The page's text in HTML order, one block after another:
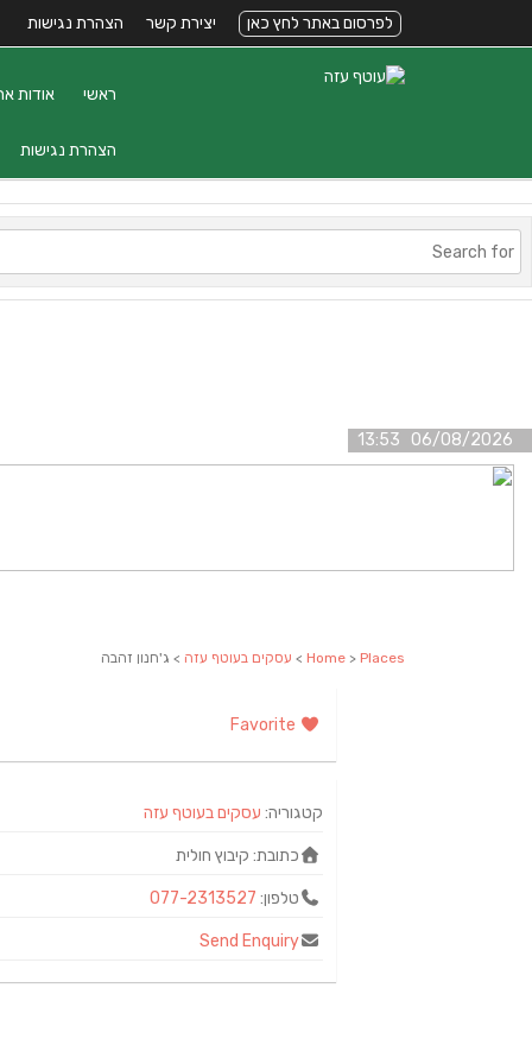
לפרסום באתר לחץ כאן יצירת קשר הצהרת נגישות
ראשי אודות
הצהרת נגישות
06/08/2026 13:53
Home > Places
> עסקים בעוטף עזה > ג'חנון זהבה
קטגוריה: עסקים בעוטף עזה
כתובת: קיבוץ חולית
טלפון: 077-2313527
Send Enquiry